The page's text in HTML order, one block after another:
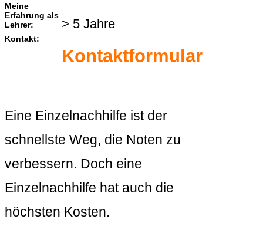
Meine
Erfahrung als
Lehrer:
> 5 Jahre
Kontakt:
Kontaktformular
Eine Einzelnachhilfe ist der
schnellste Weg, die Noten zu
verbessern. Doch eine
Einzelnachhilfe hat auch die
höchsten Kosten.